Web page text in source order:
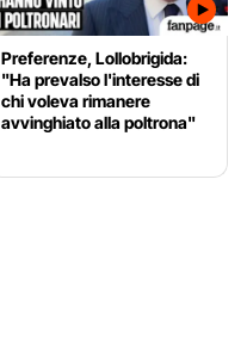
Preferenze, Lollobrigida:
"Ha prevalso l'interesse di
chi voleva rimanere
avvinghiato alla poltrona"